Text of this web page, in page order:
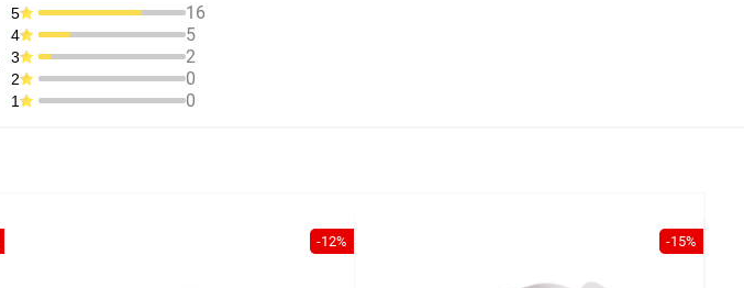
5 16
4 5
3 2
2 0
1 0
-12% -15%